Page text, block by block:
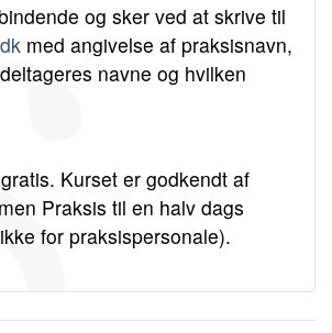
og sker ved at skrive til
med angivelse af praksisnavn,
navne og hvilken
Kurset er godkendt af
Praksis til en halv dags
for praksispersonale).